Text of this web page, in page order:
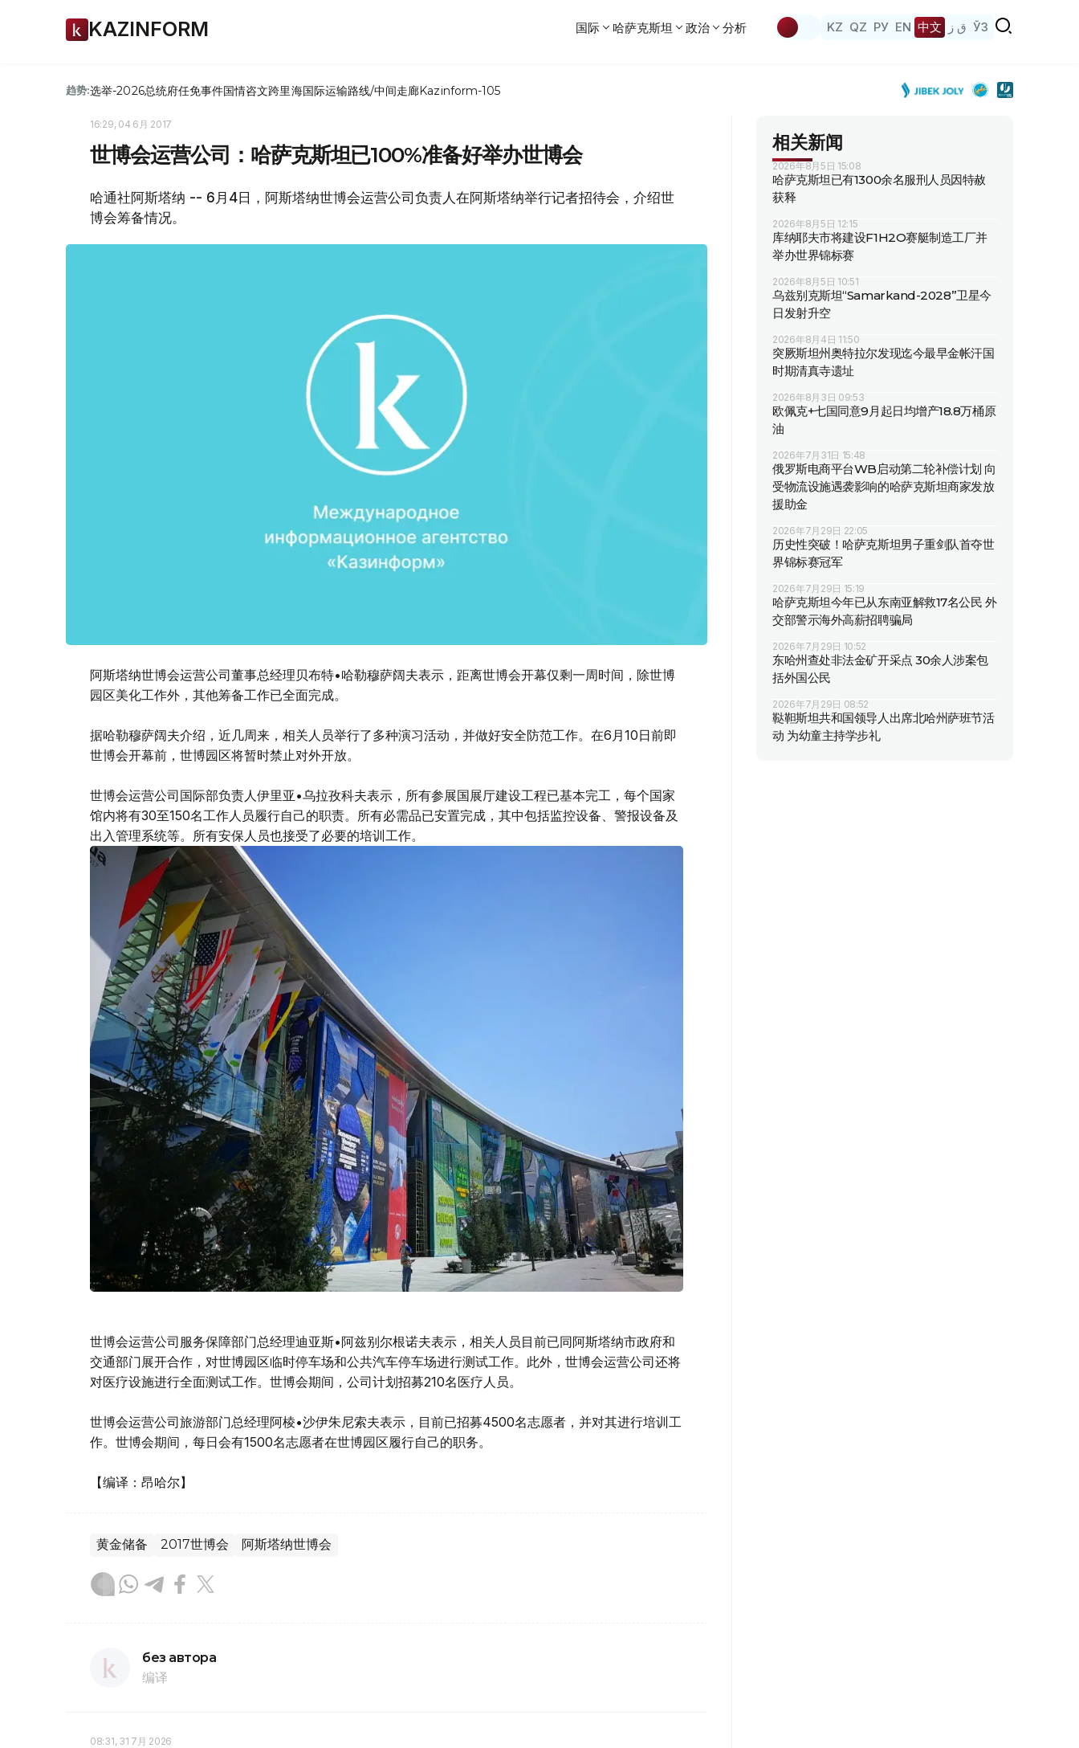
KAZINFORM 国际 哈萨克斯坦 政治 分析 KZ QZ РУ EN 中文 ق ز ЎЗ
趋势:选举-2026总统府任免事件国情咨文跨里海国际运输路线/中间走廊Kazinform-105
16:29, 04 6月 2017
世博会运营公司：哈萨克斯坦已100%准备好举办世博会
哈通社阿斯塔纳 -- 6月4日，阿斯塔纳世博会运营公司负责人在阿斯塔纳举行记者招待会，介绍世
博会筹备情况。
阿斯塔纳世博会运营公司董事总经理贝布特•哈勒穆萨阔夫表示，距离世博会开幕仅剩一周时间，除世博
园区美化工作外，其他筹备工作已全面完成。
据哈勒穆萨阔夫介绍，近几周来，相关人员举行了多种演习活动，并做好安全防范工作。在6月10日前即
世博会开幕前，世博园区将暂时禁止对外开放。
世博会运营公司国际部负责人伊里亚•乌拉孜科夫表示，所有参展国展厅建设工程已基本完工，每个国家
馆内将有30至150名工作人员履行自己的职责。所有必需品已安置完成，其中包括监控设备、警报设备及
出入管理系统等。所有安保人员也接受了必要的培训工作。
世博会运营公司服务保障部门总经理迪亚斯•阿兹别尔根诺夫表示，相关人员目前已同阿斯塔纳市政府和
交通部门展开合作，对世博园区临时停车场和公共汽车停车场进行测试工作。此外，世博会运营公司还将
对医疗设施进行全面测试工作。世博会期间，公司计划招募210名医疗人员。
世博会运营公司旅游部门总经理阿棱•沙伊朱尼索夫表示，目前已招募4500名志愿者，并对其进行培训工
作。世博会期间，每日会有1500名志愿者在世博园区履行自己的职务。
【编译：昂哈尔】
黄金储备 2017世博会 阿斯塔纳世博会
без автора
编译
08:31, 31 7月 2026
相关新闻
2026年8月5日 15:08
哈萨克斯坦已有1300余名服刑人员因特赦
获释
2026年8月5日 12:15
库纳耶夫市将建设F1H2O赛艇制造工厂并
举办世界锦标赛
2026年8月5日 10:51
乌兹别克斯坦“Samarkand-2028”卫星今
日发射升空
2026年8月4日 11:50
突厥斯坦州奥特拉尔发现迄今最早金帐汗国
时期清真寺遗址
2026年8月3日 09:53
欧佩克+七国同意9月起日均增产18.8万桶原
油
2026年7月31日 15:48
俄罗斯电商平台WB启动第二轮补偿计划 向
受物流设施遇袭影响的哈萨克斯坦商家发放
援助金
2026年7月29日 22:05
历史性突破！哈萨克斯坦男子重剑队首夺世
界锦标赛冠军
2026年7月29日 15:19
哈萨克斯坦今年已从东南亚解救17名公民 外
交部警示海外高薪招聘骗局
2026年7月29日 10:52
东哈州查处非法金矿开采点 30余人涉案包
括外国公民
2026年7月29日 08:52
鞑靼斯坦共和国领导人出席北哈州萨班节活
动 为幼童主持学步礼